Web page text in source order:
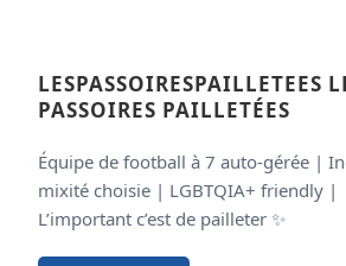
LESPASSOIRESPAILLETEES
PASSOIRES PAILLETÉES
Équipe de football à 7 auto-gérée |
mixité choisie | LGBTQIA+ friendly |
L’important c’est de pailleter ✨